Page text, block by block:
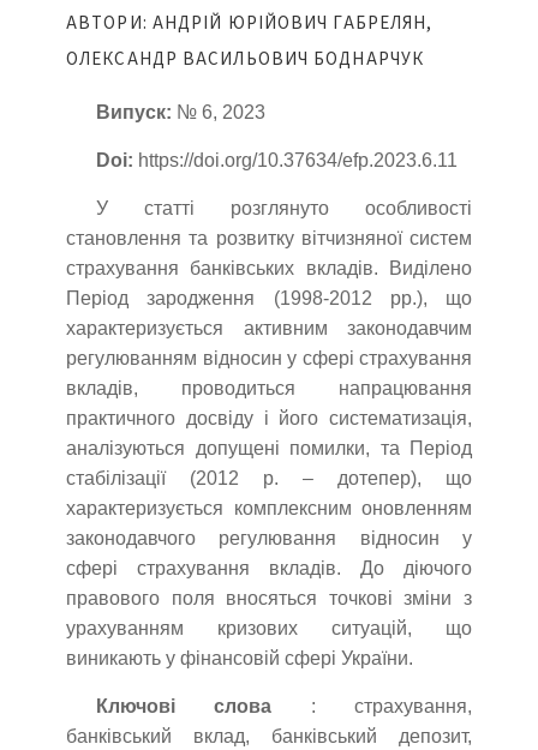
АВТОРИ: АНДРІЙ ЮРІЙОВИЧ ГАБРЕЛЯН,
ОЛЕКСАНДР ВАСИЛЬОВИЧ БОДНАРЧУК
Випуск: № 6, 2023
Doi: https://doi.org/10.37634/efp.2023.6.11
У статті розглянуто особливості
становлення та розвитку вітчизняної систем
страхування банківських вкладів. Виділено
Період зародження (1998-2012 рр.), що
характеризується активним законодавчим
регулюванням відносин у сфері страхування
вкладів, проводиться напрацювання
практичного досвіду і його систематизація,
аналізуються допущені помилки, та Період
стабілізації (2012 р. – дотепер), що
характеризується комплексним оновленням
законодавчого регулювання відносин у
сфері страхування вкладів. До діючого
правового поля вносяться точкові зміни з
урахуванням кризових ситуацій, що
виникають у фінансовій сфері України.
Ключові слова : страхування,
банківський вклад, банківський депозит,